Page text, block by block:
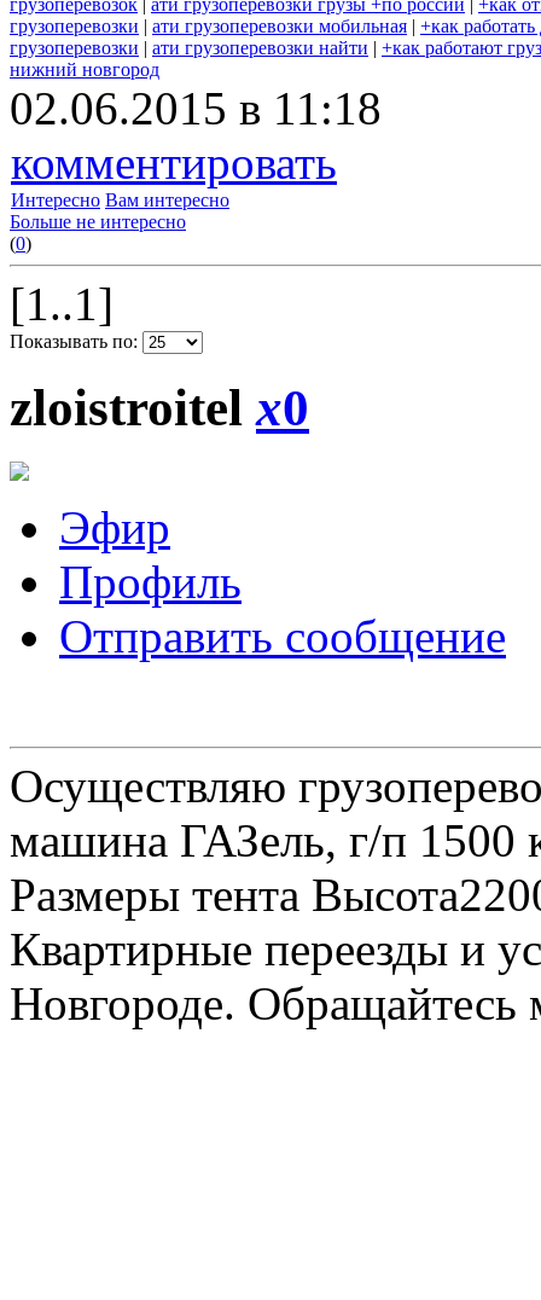
грузоперевозок ати грузоперевозки грузы +по россии
+как
грузоперевозки | ати грузоперевозки мобильная | +как
грузоперевозки | ати грузоперевозки найти | +как работают
нижний новгород
02.06.2015 в 11:18
комментировать
Интересно Вам интересно
Больше не интересно
(0)
[1..1]
Показывать по:
zloistroitelx0
Эфир
Профиль
Отправить сообщение
Осуществляю
машина ГАЗель, г/п 1500
Размеры тента
Квартирные переезды и
Новгороде.